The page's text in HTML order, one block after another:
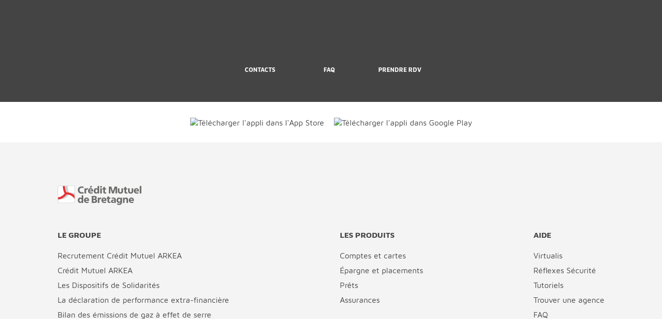
CONTACTS FAQ PRENDRE RDV
LE GROUPE
Recrutement Crédit Mutuel ARKEA
Crédit Mutuel ARKEA
Les Dispositifs de Solidarités
La déclaration de performance extra-financière
Bilan des émissions de gaz à effet de serre
LES PRODUITS
Comptes et cartes
Épargne et placements
Prêts
Assurances
AIDE
Virtualis
Réflexes Sécurité
Tutoriels
Trouver une agence
FAQ
Fin de page